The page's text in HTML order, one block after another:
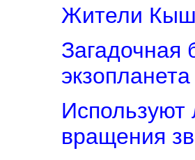
Жители
Загадочная
экзопланета
Используют
вращения